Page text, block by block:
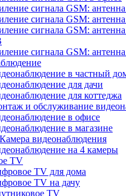
сигнала GSM:
сигнала GSM:
сигнала GSM:
сигнала GSM: антенна
в частный
для дачи
для коттеджа
и обслуживание
в офисе
в магазине
видеонаблюдения
на 4 камеры
TV
TV для дома
TV на дачу
TV